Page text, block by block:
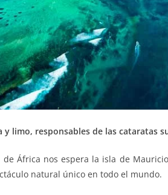
y limo, responsables de las cataratas
de África nos espera la isla de
natural único en todo el mundo.